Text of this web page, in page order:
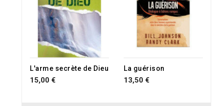
RUPTURE DE STOCK
L'arme secrète de Dieu
15,00 €
La guérison
13,50 €